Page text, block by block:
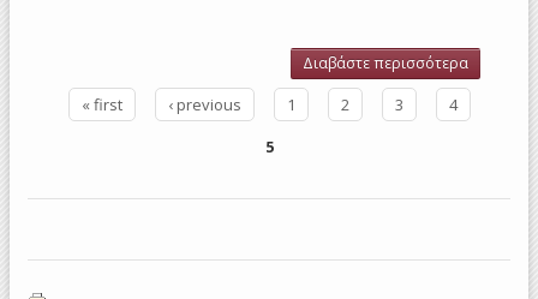
Διαβάστε περισσότερα
Σελίδες
« first ‹ previous 1 2 3
4
5